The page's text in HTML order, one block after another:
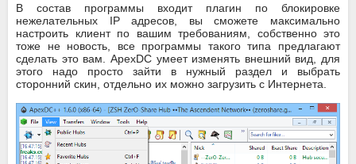
В состав программы входит плагин по блокировке
нежелательных IP адресов, вы сможете максимально
настроить клиент по вашим требованиям, собственно это
тоже не новость, все программы такого типа предлагают
сделать это вам. ApexDC умеет изменять внешний вид, для
этого надо просто зайти в нужный раздел и выбрать
сторонний скин, отдельно их можно загрузить с Интернета.